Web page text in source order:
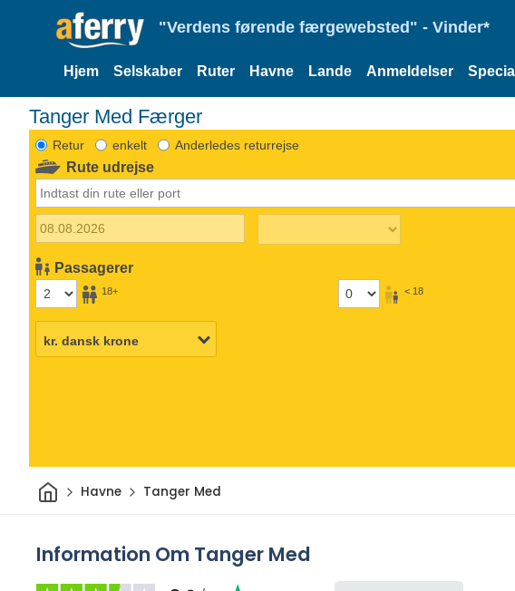
"Verdens førende færgewebsted" - Vinder*
Hjem Selskaber Ruter Havne Lande Anmeldelser
Tanger Med Færger
Retur enkelt Anderledes returrejse
Rute udrejse
Passagerer
18+ < 18
HjemHavne Tanger Med
Information Om Tanger Med